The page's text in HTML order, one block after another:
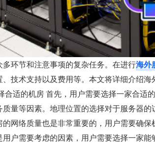
环节和注意事项的复杂任务。在进行海外
技术支持以及费用等。本文将详细介绍
适的机房 首先，用户需要选择一家合适
量等因素。地理位置的选择对于服务器
网络质量也是非常重要的，用户需要确保
户需要考虑的因素，用户需要选择一家